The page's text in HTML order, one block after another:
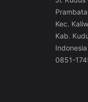
Kec.
Kab.
Indonesia
0851-